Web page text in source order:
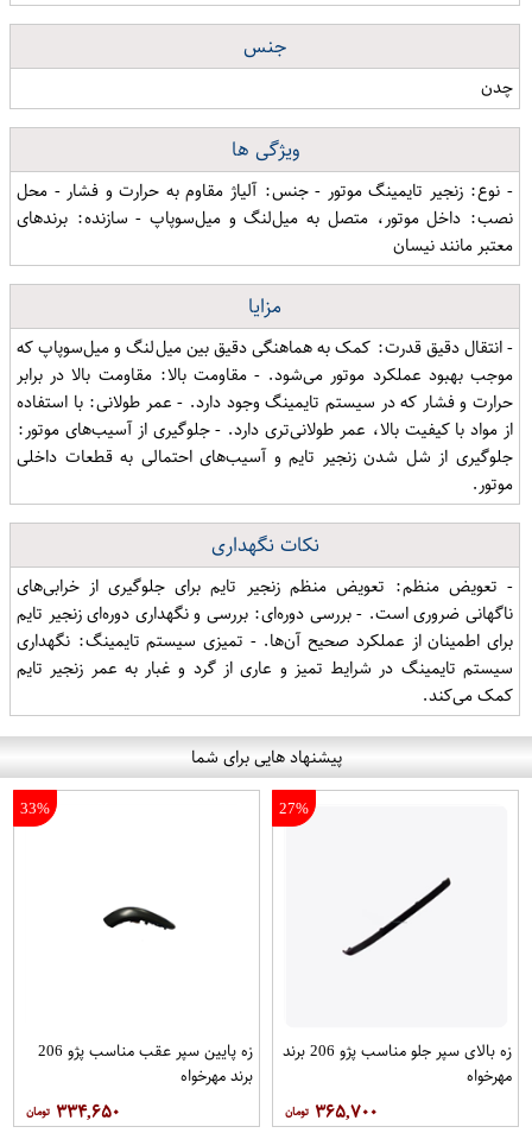
جنس
چدن
ویژگی ها
- نوع: زنجیر تایمینگ موتور - جنس: آلیاژ مقاوم به حرارت و فشار - محل
نصب: داخل موتور، متصل به میل‌لنگ و میل‌سوپاپ - سازنده: برندهای
معتبر مانند نیسان
مزایا
- انتقال دقیق قدرت: کمک به هماهنگی دقیق بین میل‌لنگ و میل‌سوپاپ که
موجب بهبود عملکرد موتور می‌شود. - مقاومت بالا: مقاومت بالا در برابر
حرارت و فشار که در سیستم تایمینگ وجود دارد. - عمر طولانی: با استفاده
از مواد با کیفیت بالا، عمر طولانی‌تری دارد. - جلوگیری از آسیب‌های موتور:
جلوگیری از شل شدن زنجیر تایم و آسیب‌های احتمالی به قطعات داخلی
موتور.
نکات نگهداری
- تعویض منظم: تعویض منظم زنجیر تایم برای جلوگیری از خرابی‌های
ناگهانی ضروری است. - بررسی دوره‌ای: بررسی و نگهداری دوره‌ای زنجیر تایم
برای اطمینان از عملکرد صحیح آن‌ها. - تمیزی سیستم تایمینگ: نگهداری
سیستم تایمینگ در شرایط تمیز و عاری از گرد و غبار به عمر زنجیر تایم
کمک می‌کند.
پیشنهاد هایی برای شما
27%
زه بالای سپر جلو مناسب پژو 206 برند
مهرخواه
۳۶۵,۷۰۰
33%
زه پایین سپر عقب مناسب پژو 206
برند مهرخواه
۳۳۴,۶۵۰